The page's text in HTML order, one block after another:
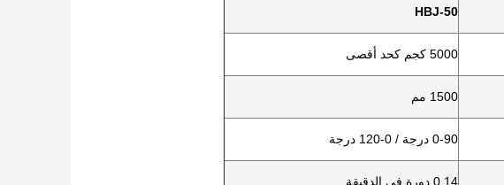
HBJ-50
5000 كجم كحد أقصى
1500 مم
0-90 درجة / 0-120 درجة
0.14 دورة في الدقيقة